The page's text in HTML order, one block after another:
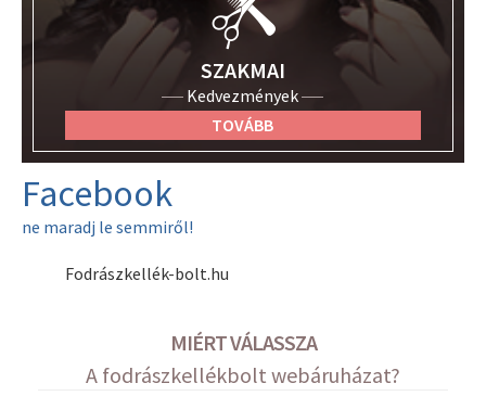
SZAKMAI
Kedvezmények
TOVÁBB
Facebook
ne maradj le semmiről!
Fodrászkellék-bolt.hu
MIÉRT VÁLASSZA
A fodrászkellékbolt webáruházat?